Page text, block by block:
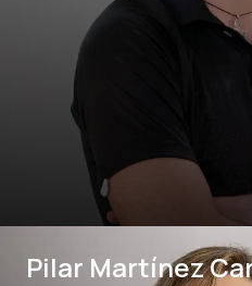
Pilar Martínez